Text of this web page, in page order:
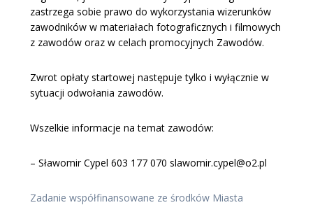
zastrzega sobie prawo do wykorzystania wizerunków
zawodników w materiałach fotograficznych i filmowych
z zawodów oraz w celach promocyjnych Zawodów.
Zwrot opłaty startowej następuje tylko i wyłącznie w
sytuacji odwołania zawodów.
Wszelkie informacje na temat zawodów:
– Sławomir Cypel 603 177 070 slawomir.cypel@o2.pl
Zadanie współfinansowane ze środków Miasta